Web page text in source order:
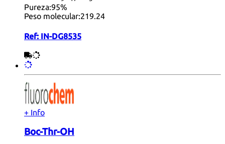
Pureza:95%
Peso molecular:219.24
Ref: IN-DG8535
+ Info
Boc-Thr-OH